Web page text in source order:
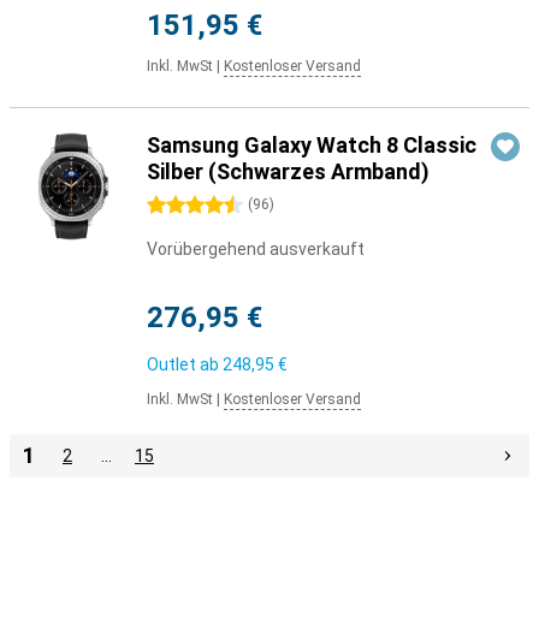
151,95 €
Inkl. MwSt Kostenloser Versand
Samsung Galaxy Watch 8 Classic
Silber (Schwarzes Armband)
4.5 Sterne (96)
Vorübergehend ausverkauft
276,95 €
Outlet ab 248,95 €
Inkl. MwSt Kostenloser Versand
1 2 15